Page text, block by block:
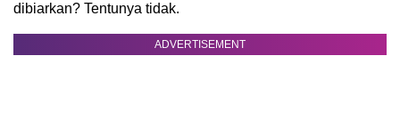
dibiarkan? Tentunya tidak.
ADVERTISEMENT